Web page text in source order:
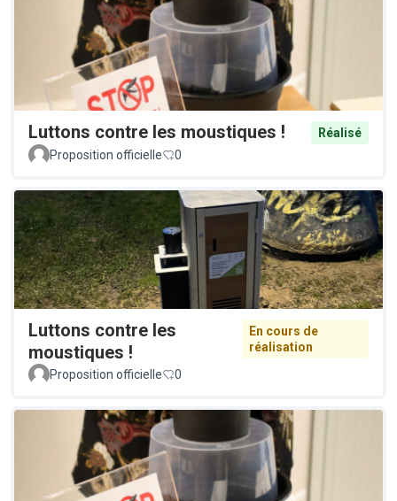
Luttons contre les moustiques !
Réalisé
Proposition officielle
0
Luttons contre les
moustiques !
En cours de
réalisation
Proposition officielle
0